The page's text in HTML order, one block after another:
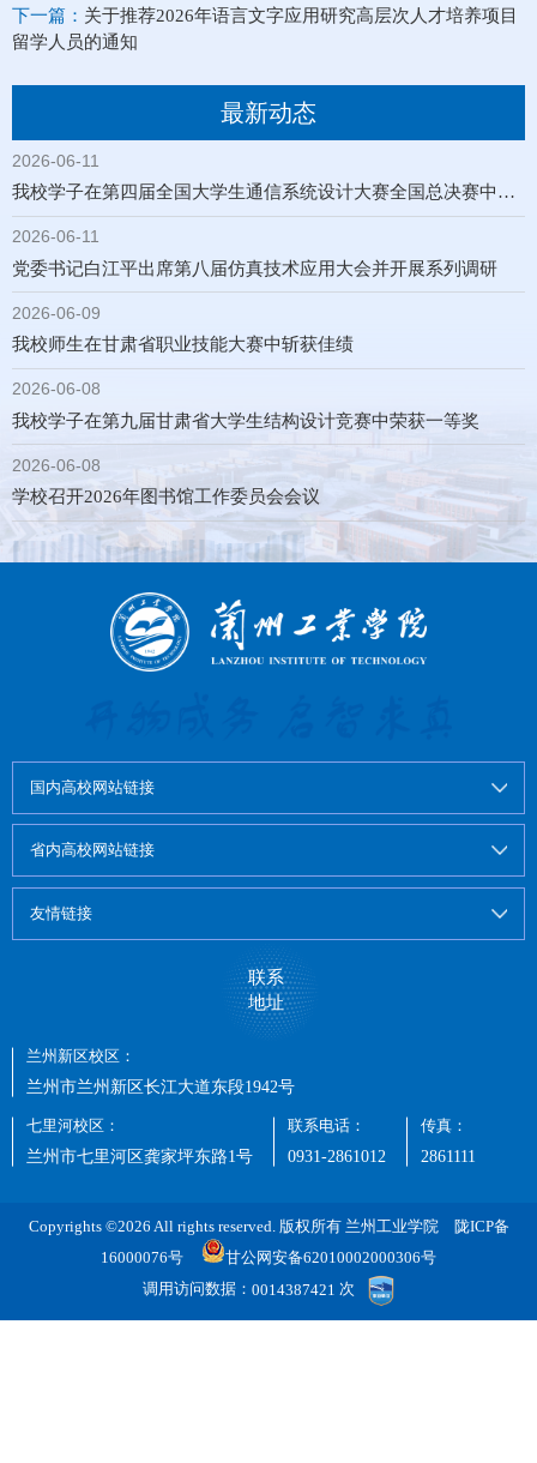
下一篇： 关于推荐2026年语言文字应用研究高层次人才培养项目
留学人员的通知
最新动态
2026-06-11
我校学子在第四届全国大学生通信系统设计大赛全国总决赛中喜获佳绩
2026-06-11
党委书记白江平出席第八届仿真技术应用大会并开展系列调研
2026-06-09
我校师生在甘肃省职业技能大赛中斩获佳绩
2026-06-08
我校学子在第九届甘肃省大学生结构设计竞赛中荣获一等奖
2026-06-08
学校召开2026年图书馆工作委员会会议
国内高校网站链接
省内高校网站链接
友情链接
联系
地址
兰州新区校区：
兰州市兰州新区长江大道东段1942号
七里河校区：
兰州市七里河区龚家坪东路1号
联系电话：
0931-2861012
传真：
2861111
Copyrights ©2026 All rights reserved. 版权所有 兰州工业学院
陇ICP备
16000076号
甘公网安备62010002000306号
调用访问数据： 0014387421 次